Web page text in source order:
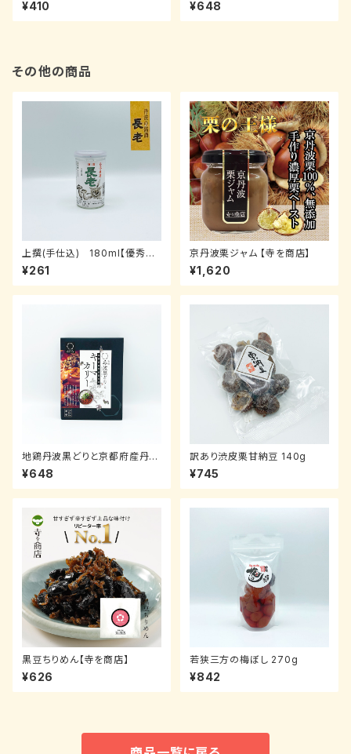
¥410 ¥648
その他の商品
上撰(手仕込) 180ml【優秀賞
受賞酒】【長老】
¥261
京丹波栗ジャム 【寺を商店】
¥1,620
地鶏丹波黒どりと京都府産丹波
黒大豆のキーマカレー
¥648
訳あり渋皮栗甘納豆 140g
¥745
黒豆ちりめん【寺を商店】
¥626
若狭三方の梅ぼし 270g
¥842